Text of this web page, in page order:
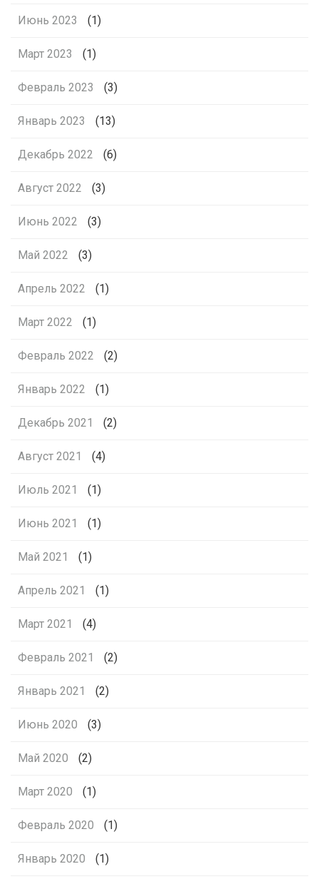
Июнь 2023 (1)
Март 2023 (1)
Февраль 2023 (3)
Январь 2023 (13)
Декабрь 2022 (6)
Август 2022 (3)
Июнь 2022 (3)
Май 2022 (3)
Апрель 2022 (1)
Март 2022 (1)
Февраль 2022 (2)
Январь 2022 (1)
Декабрь 2021 (2)
Август 2021 (4)
Июль 2021 (1)
Июнь 2021 (1)
Май 2021 (1)
Апрель 2021 (1)
Март 2021 (4)
Февраль 2021 (2)
Январь 2021 (2)
Июнь 2020 (3)
Май 2020 (2)
Март 2020 (1)
Февраль 2020 (1)
Январь 2020 (1)